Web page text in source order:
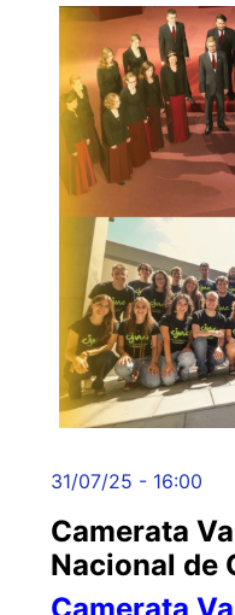
31/07/25 - 16:00
Camerata
Nacional de